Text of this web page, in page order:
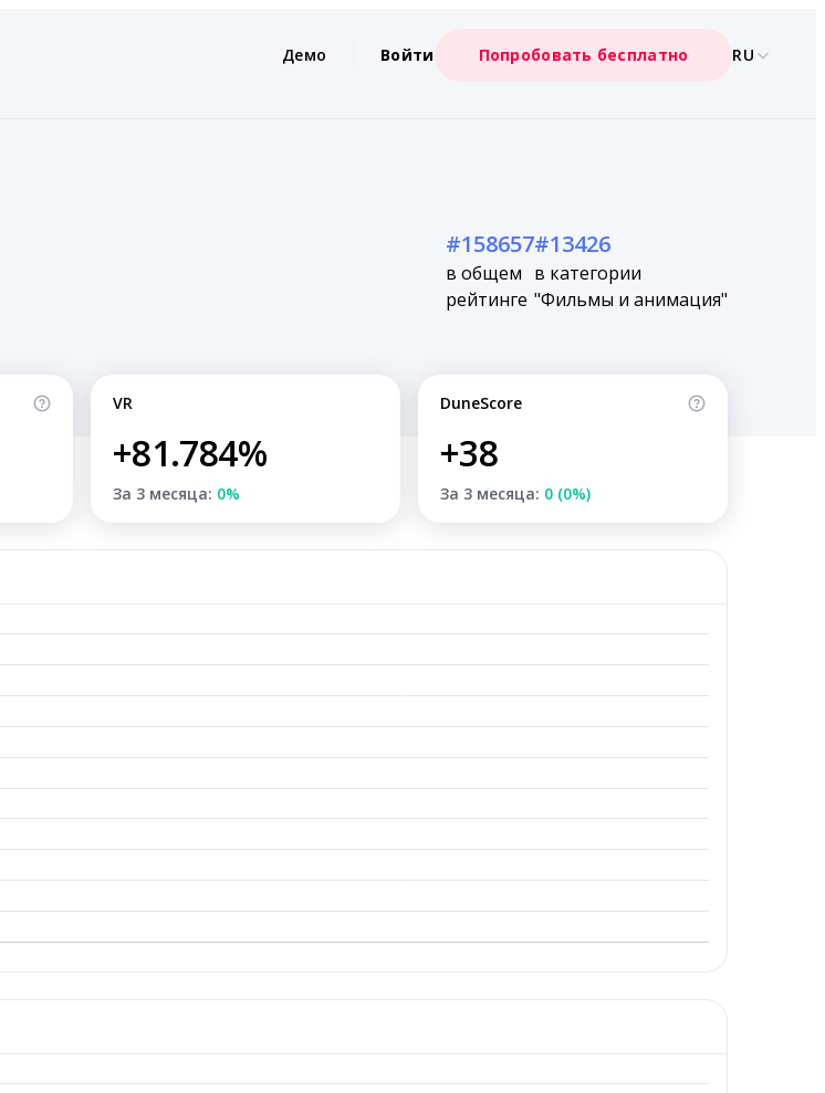
Демо Войти Попробовать бесплатно RU
#158657
в общем
рейтинге
#13426
в категории
"Фильмы и анимация"
VR
+81.784%
За 3 месяца: 0%
DuneScore
+38
За 3 месяца: 0 (0%)